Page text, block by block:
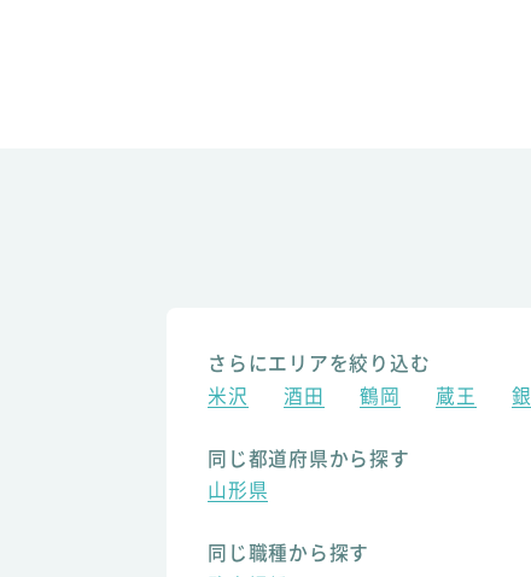
さらにエリアを絞り込む
米沢
酒田 鶴岡 蔵王
同じ都道府県から探す
山形県
同じ職種から探す